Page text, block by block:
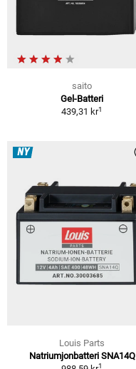
saito
Gel-Batteri
439,31 kr1
NY
Louis Parts
Natriumjonbatteri SNA14Q
1